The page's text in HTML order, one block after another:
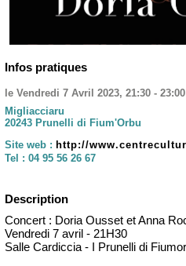
Infos pratiques
le Vendredi 7 Avril 2023, 21:30 - 23:00
Migliacciaru
20243 Prunelli di Fium'Orbu
Site web : http://
Tel : 04 95 56 26 67
Description
Concert : Doria Ousset et Anna
Vendredi 7 avril - 21H30
Salle Cardiccia - I Prunelli di